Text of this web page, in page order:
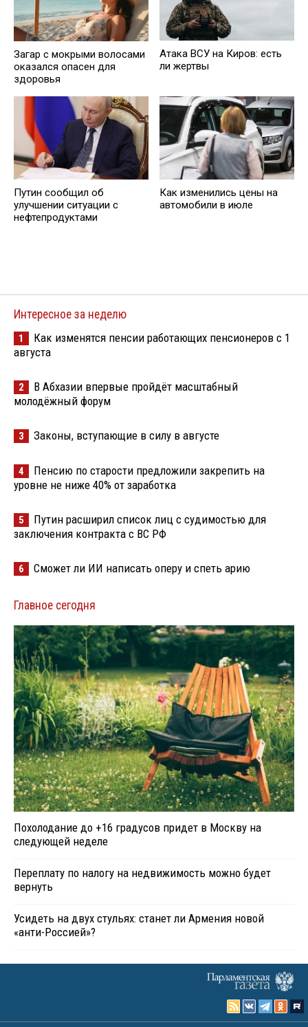
Загар с мокрыми волосами
оказался опасен для
здоровья
Атака ВСУ на Киров: есть
ли жертвы
Путин сообщил об
улучшении ситуации с
нефтепродуктами
Как изменились цены на
автомобили в июле
Интересное за неделю
1
Как изменятся пенсии работающих пенсионеров с 1
августа
2
В Абхазии впервые пройдёт масштабный
молодёжный форум
3 Законы, вступающие в силу в августе
4
Пенсию по старости предложили закрепить на
уровне не ниже 40% от заработка
5
Путин расширил список лиц с судимостью для
заключения контракта с ВС РФ
6 Сможет ли ИИ написать оперу и спеть арию
Главное сегодня
Похолодание до +16 градусов придет в Москву на
следующей неделе
Переплату по налогу на недвижимость можно будет
вернуть
Усидеть на двух стульях: станет ли Армения новой
«анти-Россией»?